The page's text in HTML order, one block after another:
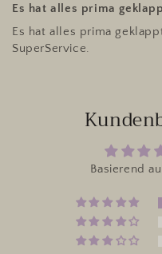
Es hat alles prima
Es hat alles prima
SuperService.
Basierend